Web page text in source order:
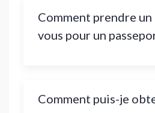
Comment prendre
vous pour un
Comment puis-je